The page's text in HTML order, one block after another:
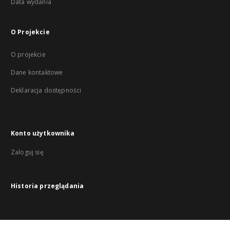
Data wydania
O Projekcie
O projekcie
Dane kontaktowe
Deklaracja dostępności
Konto użytkownika
Zaloguj się
Historia przeglądania